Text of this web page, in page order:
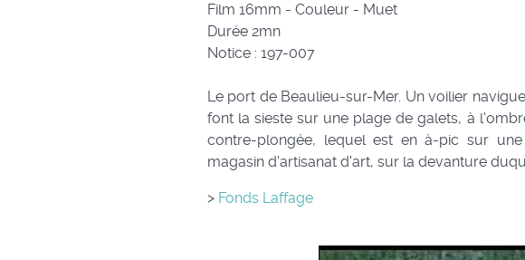
Film 16mm - Couleur - Muet
Durée 2mn
Notice : 197-007
Le port de Beaulieu-sur-Mer. Un voilier
font la sieste sur une plage de galets, à
contre-plongée, lequel est en à-pic sur
magasin d'artisanat d'art, sur la devanture
> Fonds Laffage